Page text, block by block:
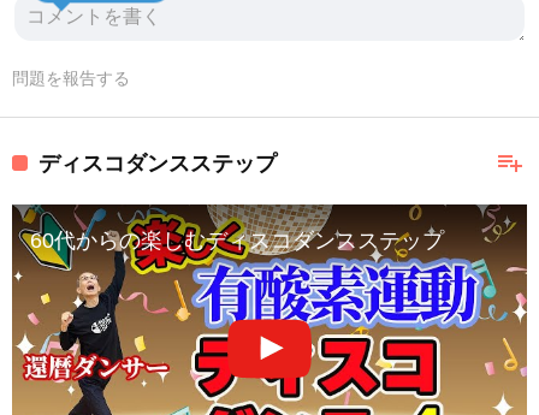
問題を報告する
playlist_add
ディスコダンスステップ
60代からの楽しむディスコダンスステップ